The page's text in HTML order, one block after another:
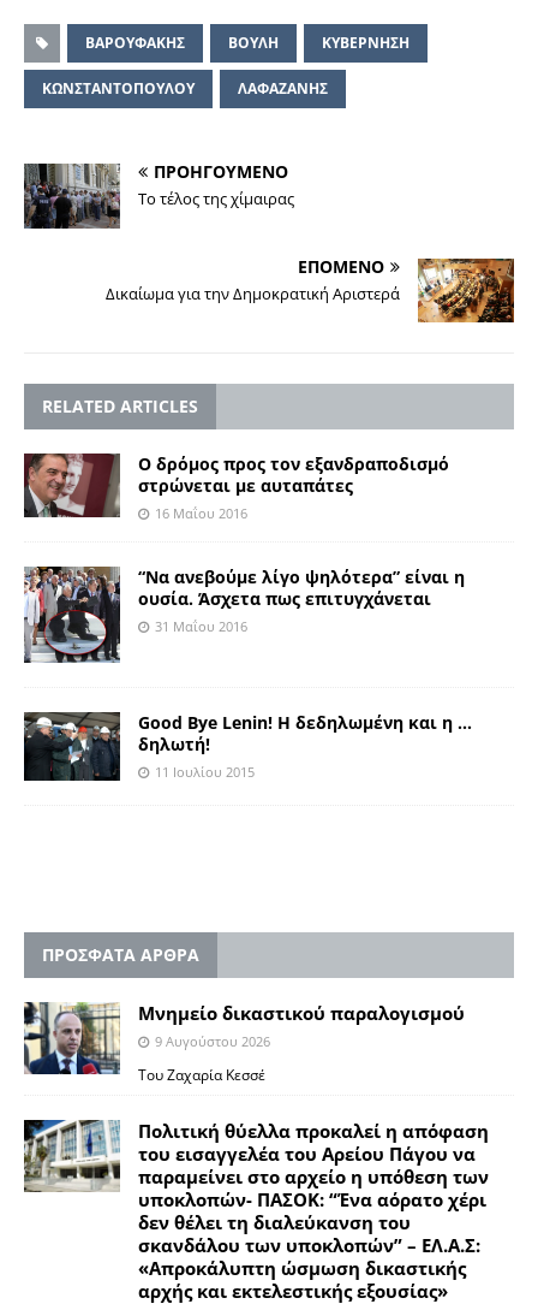
ΒΑΡΟΥΦΑΚΗΣ ΒΟΥΛΗ ΚΥΒΕΡΝΗΣΗ
ΚΩΝΣΤΑΝΤΟΠΟΥΛΟΥ ΛΑΦΑΖΑΝΗΣ
ΠΡΟΗΓΟΥΜΕΝΟ
Το τέλος της χίμαιρας
ΕΠΟΜΕΝΟ
Δικαίωμα για την Δημοκρατική Αριστερά
RELATED ARTICLES
Ο δρόμος προς τον εξανδραποδισμό
στρώνεται με αυταπάτες
16 Μαΐου 2016
“Να ανεβούμε λίγο ψηλότερα” είναι η
ουσία. Άσχετα πως επιτυγχάνεται
31 Μαΐου 2016
Good Bye Lenin! Η δεδηλωμένη και η …
δηλωτή!
11 Ιουλίου 2015
ΠΡΟΣΦΑΤΑ ΑΡΘΡΑ
Μνημείο δικαστικού παραλογισμού
9 Αυγούστου 2026
Του Ζαχαρία Κεσσέ
Πολιτική θύελλα προκαλεί η απόφαση
του εισαγγελέα του Αρείου Πάγου να
παραμείνει στο αρχείο η υπόθεση των
υποκλοπών- ΠΑΣΟΚ: “Ένα αόρατο χέρι
δεν θέλει τη διαλεύκανση του
σκανδάλου των υποκλοπών” – ΕΛ.Α.Σ:
«Απροκάλυπτη ώσμωση δικαστικής
αρχής και εκτελεστικής εξουσίας»